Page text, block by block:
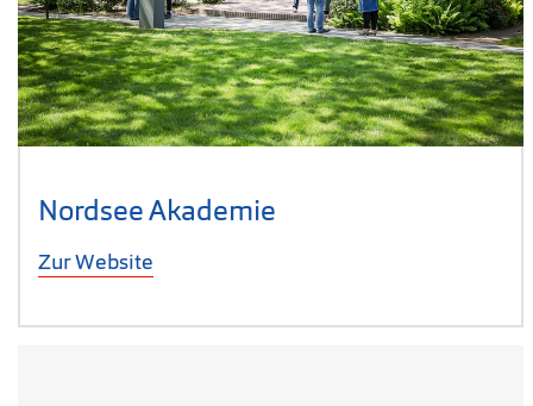
Nordsee Akademie
Zur Website